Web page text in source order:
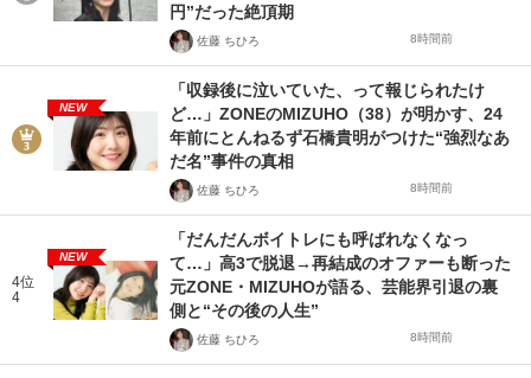
円”だった絶頂期
佐藤 ちひろ 8時間前
NEW
「収録後に泣いていた、って報じられたけ
ど…」ZONEのMIZUHO（38）が明かす、24
年前にとんねるず石橋貴明がつけた“強烈なあ
だ名”事件の真相
佐藤 ちひろ 8時間前
4位
4
NEW
「だんだんボイトレにも呼ばれなくなっ
て…」高3で脱退→再結成のオファーも断った
元ZONE・MIZUHOが語る、芸能界引退の裏
側と“その後の人生”
佐藤 ちひろ 8時間前